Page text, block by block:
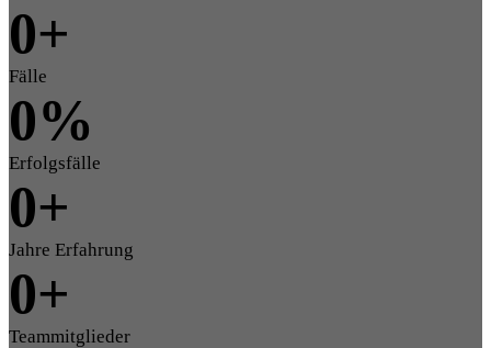
0+
Fälle
0%
Erfolgsfälle
0+
Jahre Erfahrung
0+
Teammitglieder